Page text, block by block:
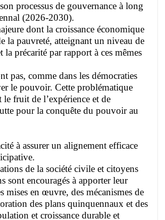
processus de gouvernance à long
(2026-2030).
dont la croissance économique
la pauvreté, atteignant un niveau de
précarité par rapport à ces mêmes
pas, comme dans les démocraties
le pouvoir. Cette problématique
fruit de l’expérience et de
pour la conquête du pouvoir au
à assurer un alignement efficace
de la société civile et citoyens
sont encouragés à apporter leur
en œuvre, des mécanismes de
des plans quinquennaux et des
et croissance durable et